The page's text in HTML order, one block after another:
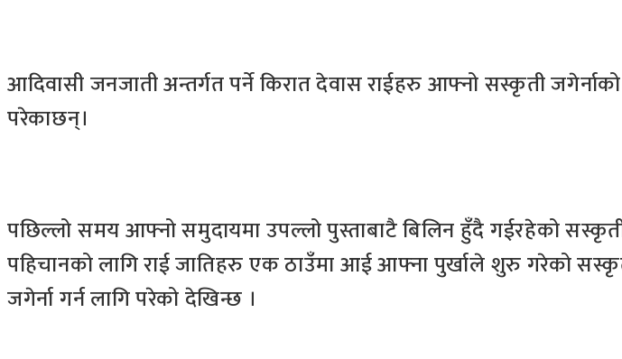
आदिवासी जनजाती अन्तर्गत पर्ने किरात देवास राईहरु आफ्नो सस्कृती
परेकाछन्।
पछिल्लो समय आफ्नो समुदायमा उपल्लो पुस्ताबाटै बिलिन हुँदै गईरहेको
पहिचानको लागि राई जातिहरु एक ठाउँमा आई आफ्ना पुर्खाले शुरु गरेको
जगेर्ना गर्न लागि परेको देखिन्छ ।